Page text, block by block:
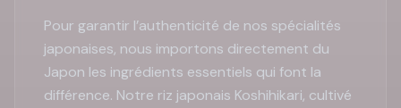
Pour garantir l’authenticité de nos spécialités
japonaises, nous importons directement du
Japon les ingrédients essentiels qui font la
différence. Notre riz japonais Koshihikari, cultivé